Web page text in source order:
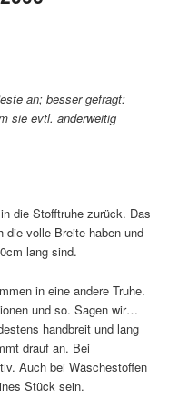
an; besser gefragt:
sie evtl. anderweitig
die Stofftruhe zurück. Das
die volle Breite haben und
lang sind.
in eine andere Truhe.
und so. Sagen wir…
handbreit und lang
drauf an. Bei
Auch bei Wäschestoffen
Stück sein.